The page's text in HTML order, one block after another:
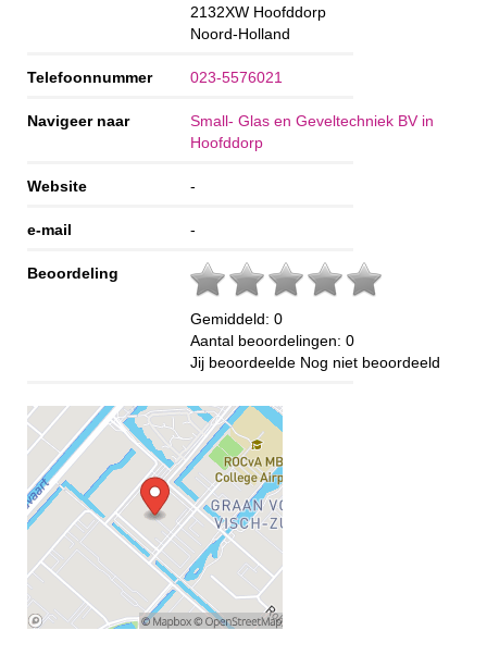
2132XW Hoofddorp
Noord-Holland
Telefoonnummer 023-5576021
Navigeer naar
Small- Glas en Geveltechniek BV in
Hoofddorp
Website -
e-mail -
Beoordeling
Gemiddeld: 0
Aantal beoordelingen: 0
Jij beoordeelde Nog niet beoordeeld